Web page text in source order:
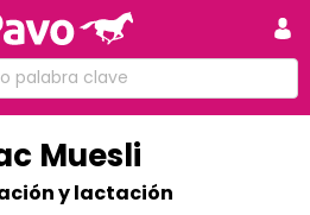
Muesli
y lactación